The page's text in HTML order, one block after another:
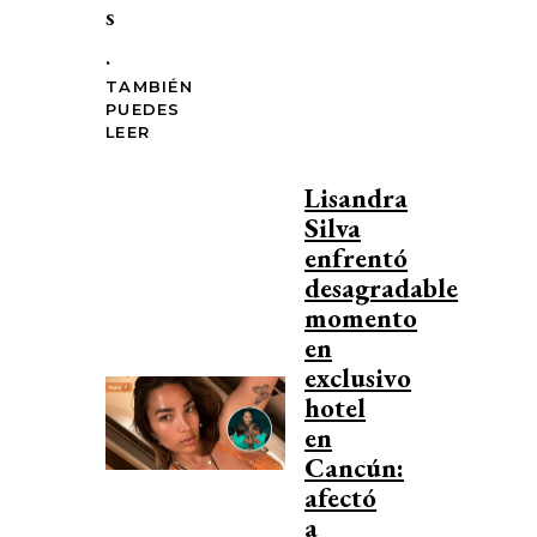
s
.
TAMBIÉN
PUEDES
LEER
Lisandra
Silva
enfrentó
desagradable
momento
en
exclusivo
hotel
en
Cancún:
afectó
a